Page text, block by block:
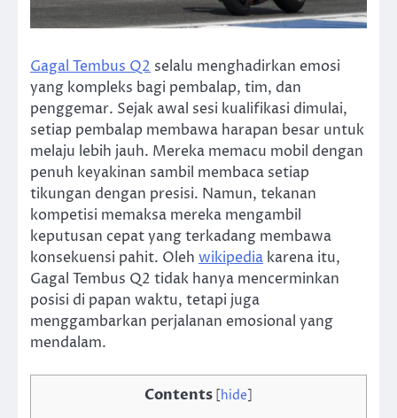
Gagal Tembus Q2 selalu menghadirkan emosi
yang kompleks bagi pembalap, tim, dan
penggemar. Sejak awal sesi kualifikasi dimulai,
setiap pembalap membawa harapan besar untuk
melaju lebih jauh. Mereka memacu mobil dengan
penuh keyakinan sambil membaca setiap
tikungan dengan presisi. Namun, tekanan
kompetisi memaksa mereka mengambil
keputusan cepat yang terkadang membawa
konsekuensi pahit. Oleh wikipedia karena itu,
Gagal Tembus Q2 tidak hanya mencerminkan
posisi di papan waktu, tetapi juga
menggambarkan perjalanan emosional yang
mendalam.
Contents [hide]